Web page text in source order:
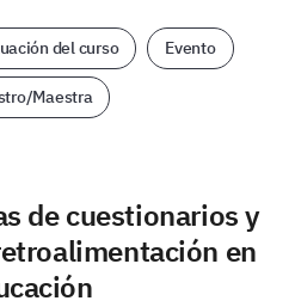
del curso Evento
Maestra
de cuestionarios y
en